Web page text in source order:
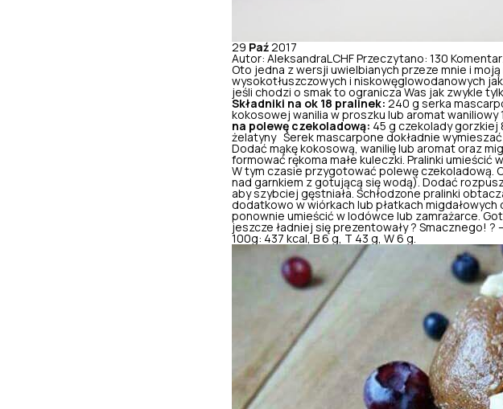
29 Paź 2017
Autor: AleksandraLCHF Przeczytano: 130
Oto jedna z wersji uwielbianych przeze mnie i
wysokotłuszczowych i niskowęglowodanowych
jeśli chodzi o smak to ogranicza Was jak zwykle
Składniki na ok 18 pralinek: 240 g serka
kokosowej wanilia w proszku lub aromat
na polewę czekoladową: 45 g czekolady gorzkiej
żelatyny Serek mascarpone dokładnie
Dodać mąkę kokosową, wanilię lub aromat oraz
formować rękoma małe kuleczki. Pralinki
W tym czasie przygotować polewę czekoladową.
nad garnkiem z gotującą się wodą). Dodać
aby szybciej gęstniała. Schłodzone pralinki
dodatkowo w wiórkach lub płatkach
ponownie umieścić w lodówce lub zamrażarce.
jeszcze ładniej się prezentowały ? Smacznego! ?
100g: 437 kcal, B 6 g, T 43 g, W 6 g.